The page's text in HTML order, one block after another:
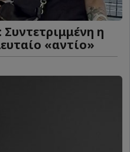
η
«αντίο»